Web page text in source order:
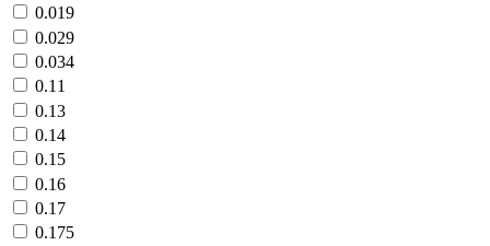
0.019
0.029
0.034
0.11
0.13
0.14
0.15
0.16
0.17
0.175